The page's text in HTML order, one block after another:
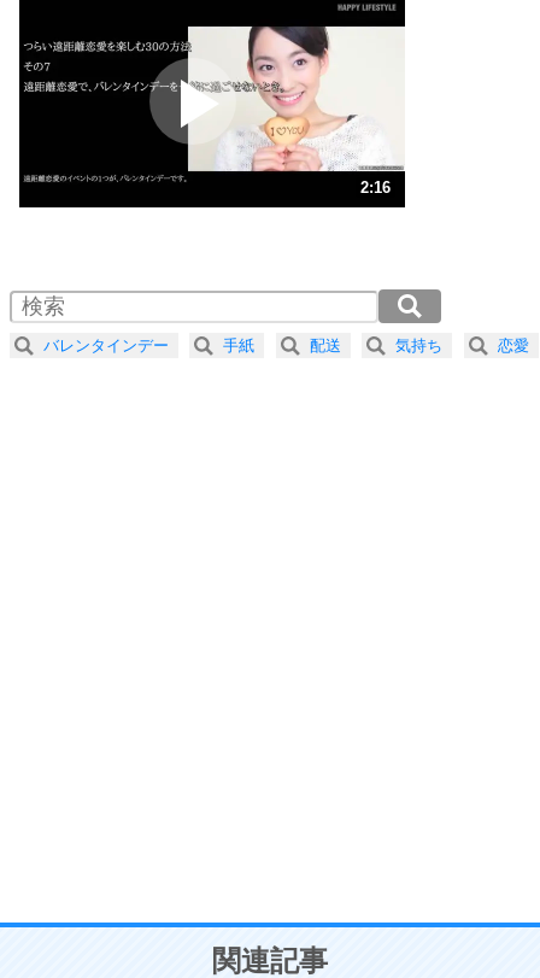
いらいらしない人になる30の方法
プラス思考
ポジティブになれない原因は、行動しないから。
ポジティブ思考になる30の方法
ストレス対策
人生、なんとかなるもの。
気楽に生きる30の方法
4 器の大きい人は、怒りを優しさで表現する。
プラス思考
ことが大切。
2:16
2.0倍速 （268KB 1分8秒）
2.5倍速 （214KB 54秒）
3.0倍速 （179KB 45秒）
バレンタインデー 手紙 配送 気持ち 恋愛
関連記事